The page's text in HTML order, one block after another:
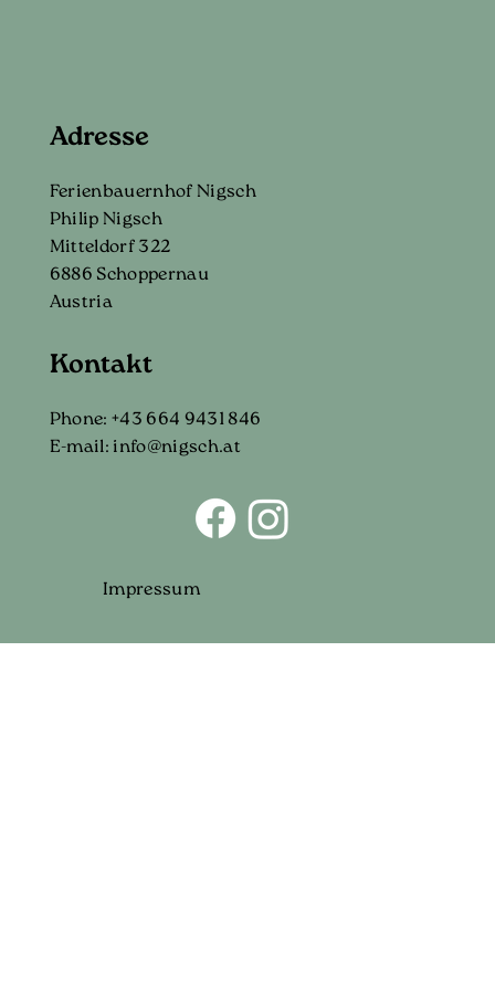
Adresse
Ferienbauernhof Nigsch
Philip Nigsch
Mitteldorf 322
6886 Schoppernau
Austria
Kontakt
Phone:+43 664 9431 846
E-mail: info@nigsch.at
Impressum